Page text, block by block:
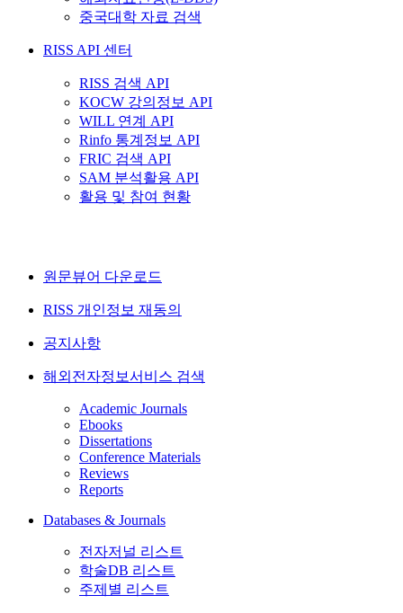
중국대학 자료 검색
RISS API 센터
RISS 검색 API
KOCW 강의정보 API
WILL 연계 API
Rinfo 통계정보 API
FRIC 검색 API
SAM 분석활용 API
활용 및 참여 현황
원문뷰어 다운로드
RISS 개인정보 재동의
공지사항
해외전자정보서비스 검색
Academic Journals
Ebooks
Dissertations
Conference Materials
Reviews
Reports
Databases & Journals
전자저널 리스트
학술DB 리스트
주제별 리스트